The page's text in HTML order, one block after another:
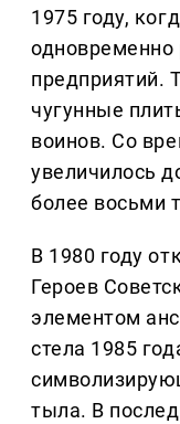
1975 году,
одновременно
предприятий.
чугунные
воинов. Со
увеличилось
более восьми
В 1980 году
Героев
элементом
стела 1985
тыла. В